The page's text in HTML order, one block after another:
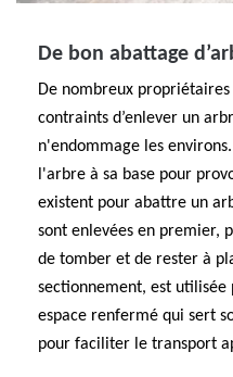
De bon abattage
De nombreux
contraints d’enlever un
n'endommage les
l'arbre à sa base pour
existent pour abattre un
sont enlevées en premier,
de tomber et de rester à
sectionnement, est utilisée
espace renfermé qui sert
pour faciliter le transport